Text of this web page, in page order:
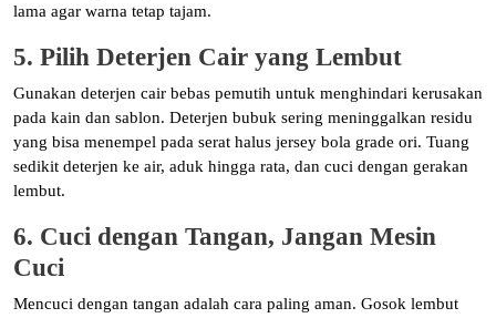
lama agar warna tetap tajam.
5. Pilih Deterjen Cair yang Lembut
Gunakan deterjen cair bebas pemutih untuk menghindari kerusakan
pada kain dan sablon. Deterjen bubuk sering meninggalkan residu
yang bisa menempel pada serat halus jersey bola grade ori. Tuang
sedikit deterjen ke air, aduk hingga rata, dan cuci dengan gerakan
lembut.
6. Cuci dengan Tangan, Jangan Mesin
Cuci
Mencuci dengan tangan adalah cara paling aman. Gosok lembut